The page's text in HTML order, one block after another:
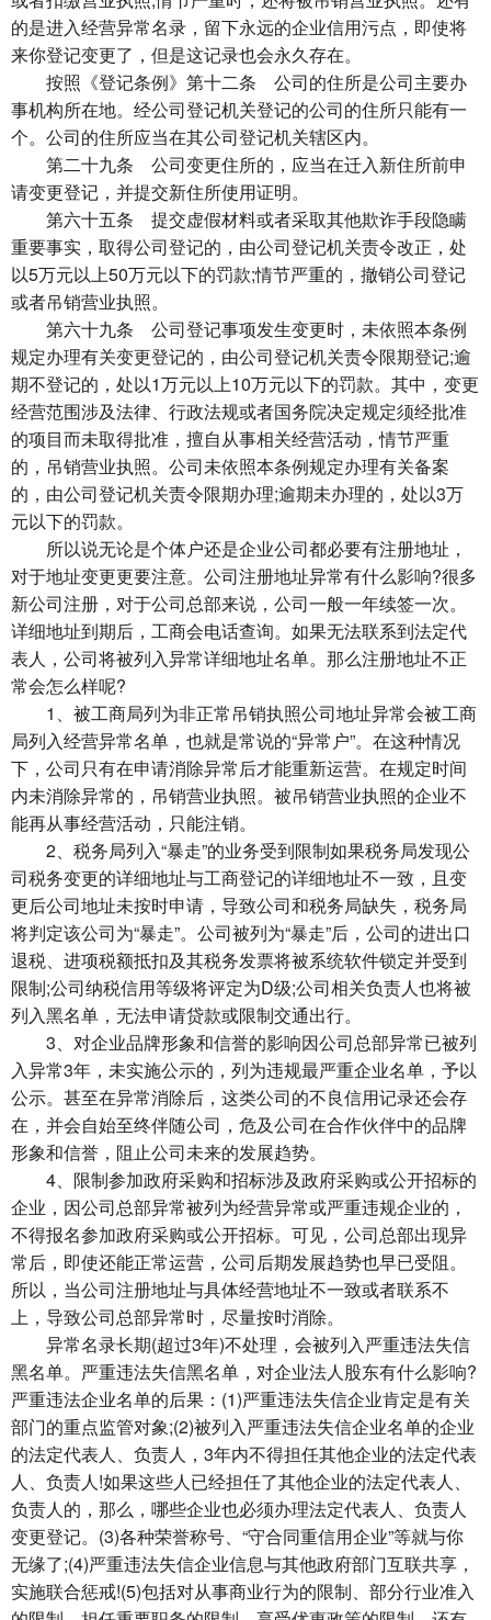
的是进入经营异常名录，留下永远的企业信用污点，即使将
来你登记变更了，但是这记录也会永久存在。
按照《登记条例》第十二条 公司的住所是公司主要办
事机构所在地。经公司登记机关登记的公司的住所只能有一
个。公司的住所应当在其公司登记机关辖区内。
第二十九条 公司变更住所的，应当在迁入新住所前申
请变更登记，并提交新住所使用证明。
第六十五条 提交虚假材料或者采取其他欺诈手段隐瞒
重要事实，取得公司登记的，由公司登记机关责令改正，处
以5万元以上50万元以下的罚款;情节严重的，撤销公司登记
或者吊销营业执照。
第六十九条 公司登记事项发生变更时，未依照本条例
规定办理有关变更登记的，由公司登记机关责令限期登记;逾
期不登记的，处以1万元以上10万元以下的罚款。其中，变更
经营范围涉及法律、行政法规或者国务院决定规定须经批准
的项目而未取得批准，擅自从事相关经营活动，情节严重
的，吊销营业执照。公司未依照本条例规定办理有关备案
的，由公司登记机关责令限期办理;逾期未办理的，处以3万
元以下的罚款。
所以说无论是个体户还是企业公司都必要有注册地址，
对于地址变更更要注意。公司注册地址异常有什么影响?很多
新公司注册，对于公司总部来说，公司一般一年续签一次。
详细地址到期后，工商会电话查询。如果无法联系到法定代
表人，公司将被列入异常详细地址名单。那么注册地址不正
常会怎么样呢?
1、被工商局列为非正常吊销执照公司地址异常会被工商
局列入经营异常名单，也就是常说的“异常户”。在这种情况
下，公司只有在申请消除异常后才能重新运营。在规定时间
内未消除异常的，吊销营业执照。被吊销营业执照的企业不
能再从事经营活动，只能注销。
2、税务局列入“暴走”的业务受到限制如果税务局发现公
司税务变更的详细地址与工商登记的详细地址不一致，且变
更后公司地址未按时申请，导致公司和税务局缺失，税务局
将判定该公司为“暴走”。公司被列为“暴走”后，公司的进出口
退税、进项税额抵扣及其税务发票将被系统软件锁定并受到
限制;公司纳税信用等级将评定为D级;公司相关负责人也将被
列入黑名单，无法申请贷款或限制交通出行。
3、对企业品牌形象和信誉的影响因公司总部异常已被列
入异常3年，未实施公示的，列为违规最严重企业名单，予以
公示。甚至在异常消除后，这类公司的不良信用记录还会存
在，并会自始至终伴随公司，危及公司在合作伙伴中的品牌
形象和信誉，阻止公司未来的发展趋势。
4、限制参加政府采购和招标涉及政府采购或公开招标的
企业，因公司总部异常被列为经营异常或严重违规企业的，
不得报名参加政府采购或公开招标。可见，公司总部出现异
常后，即使还能正常运营，公司后期发展趋势也早已受阻。
所以，当公司注册地址与具体经营地址不一致或者联系不
上，导致公司总部异常时，尽量按时消除。
异常名录长期(超过3年)不处理，会被列入严重违法失信
黑名单。严重违法失信黑名单，对企业法人股东有什么影响?
严重违法企业名单的后果：(1)严重违法失信企业肯定是有关
部门的重点监管对象;(2)被列入严重违法失信企业名单的企业
的法定代表人、负责人，3年内不得担任其他企业的法定代表
人、负责人!如果这些人已经担任了其他企业的法定代表人、
负责人的，那么，哪些企业也必须办理法定代表人、负责人
变更登记。(3)各种荣誉称号、“守合同重信用企业”等就与你
无缘了;(4)严重违法失信企业信息与其他政府部门互联共享，
实施联合惩戒!(5)包括对从事商业行为的限制、部分行业准入